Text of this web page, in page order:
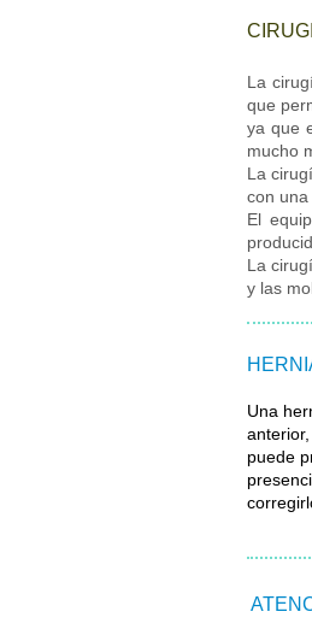
La
que
ya que
mucho
La
con
El
La
y las
Una
puede